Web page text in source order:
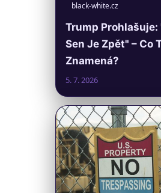
black-white.cz
Trump
Sen Je Zpět" – Co
Znamená?
5. 7. 2026